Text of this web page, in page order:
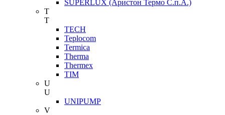
SUPERLUX (Аристон Термо С.п.А.)
T
T
TECH
Teplocom
Termica
Therma
Thermex
TIM
U
U
UNIPUMP
V